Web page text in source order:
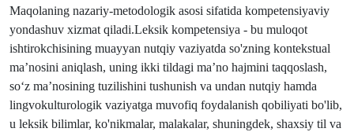
Maqolaning nazariy-metodologik asosi sifatida kompetensiyaviy
yondashuv xizmat qiladi.Leksik kompetensiya - bu muloqot
ishtirokchisining muayyan nutqiy vaziyatda so'zning kontekstual
ma’nosini aniqlash, uning ikki tildagi ma’no hajmini taqqoslash,
so‘z ma’nosining tuzilishini tushunish va undan nutqiy hamda
lingvokulturologik vaziyatga muvofiq foydalanish qobiliyati bo'lib,
u leksik bilimlar, ko'nikmalar, malakalar, shuningdek, shaxsiy til va